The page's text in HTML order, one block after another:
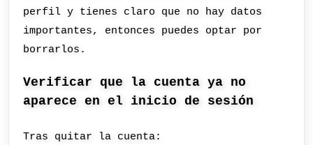
perfil y tienes claro que no hay datos
importantes, entonces puedes optar por
borrarlos.
Verificar que la cuenta ya no
aparece en el inicio de sesión
Tras quitar la cuenta: